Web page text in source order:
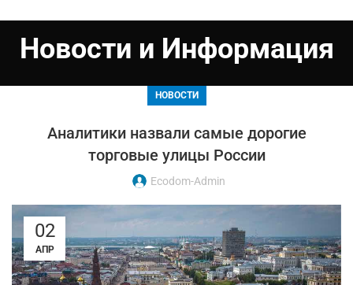
Новости и Информация
НОВОСТИ
Аналитики назвали самые дорогие
торговые улицы России
Ecodom-Admin
02
АПР